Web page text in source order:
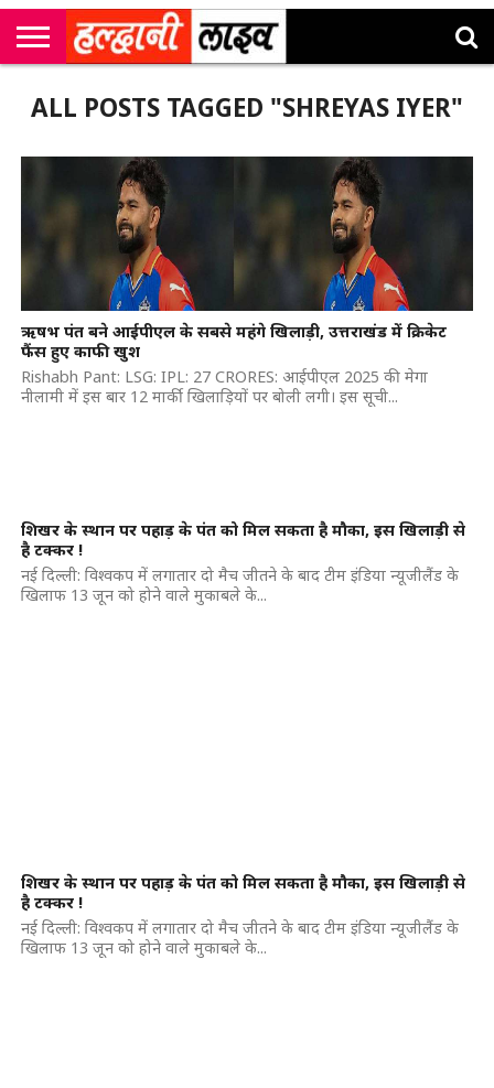
सी
एम
कॉर्नर
उत्तराखंड
न्यूज़
खेल
मनोरंजन
सम्पादकीय
जॉब
अलर्ट्स
ALL POSTS TAGGED "SHREYAS IYER"
ऋषभ पंत बने आईपीएल के सबसे महंगे खिलाड़ी, उत्तराखंड में क्रिकेट
फैंस हुए काफी खुश
Rishabh Pant: LSG: IPL: 27 CRORES: आईपीएल 2025 की मेगा
नीलामी में इस बार 12 मार्की खिलाड़ियों पर बोली लगी। इस सूची...
शिखर के स्थान पर पहाड़ के पंत को मिल सकता है मौका, इस खिलाड़ी से
है टक्कर !
नई दिल्ली: विश्वकप में लगातार दो मैच जीतने के बाद टीम इंडिया न्यूजीलैंड के
खिलाफ 13 जून को होने वाले मुकाबले के...
शिखर के स्थान पर पहाड़ के पंत को मिल सकता है मौका, इस खिलाड़ी से
है टक्कर !
नई दिल्ली: विश्वकप में लगातार दो मैच जीतने के बाद टीम इंडिया न्यूजीलैंड के
खिलाफ 13 जून को होने वाले मुकाबले के...